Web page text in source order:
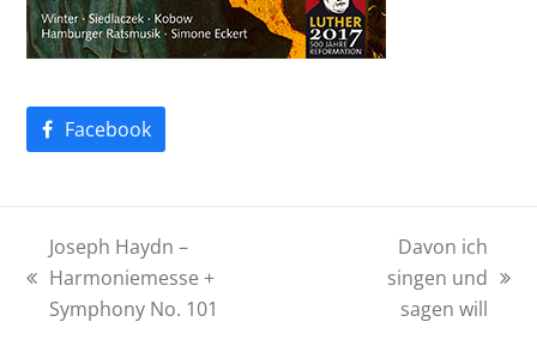
Facebook
vorheriger
Beitrag:
Joseph Haydn –
Harmoniemesse +
Symphony No. 101
Nächster
Beitrag:
Davon ich
singen und
sagen will